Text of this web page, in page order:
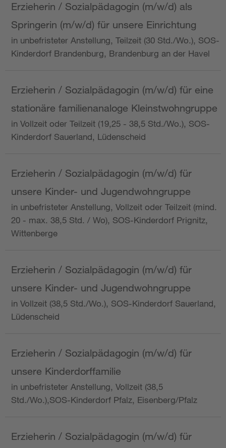
Erzieherin / Sozialpädagogin (m/w/d) als
Springerin (m/w/d) für unsere Einrichtung
in unbefristeter Anstellung, Teilzeit (30 Std./Wo.), SOS-
Kinderdorf Brandenburg, Brandenburg an der Havel
Erzieherin / Sozialpädagogin (m/w/d) für eine
stationäre familienanaloge Kleinstwohngruppe
in Vollzeit oder Teilzeit (19,25 - 38,5 Std./Wo.), SOS-
Kinderdorf Sauerland, Lüdenscheid
Erzieherin / Sozialpädagogin (m/w/d) für
unsere Kinder- und Jugendwohngruppe
in unbefristeter Anstellung, Vollzeit oder Teilzeit (mind.
20 - max. 38,5 Std. / Wo), SOS-Kinderdorf Prignitz,
Wittenberge
Erzieherin / Sozialpädagogin (m/w/d) für
unsere Kinder- und Jugendwohngruppe
in Vollzeit (38,5 Std./Wo.), SOS-Kinderdorf Sauerland,
Lüdenscheid
Erzieherin / Sozialpädagogin (m/w/d) für
unsere Kinderdorffamilie
in unbefristeter Anstellung, Vollzeit (38,5
Std./Wo.),SOS-Kinderdorf Pfalz, Eisenberg/Pfalz
Erzieherin / Sozialpädagogin (m/w/d) für